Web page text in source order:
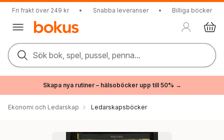
Fri frakt över 249 kr • Snabba leveranser • Billiga böcker
Sök bok, spel, pussel, penna...
Skapa nya rutiner – hälsoböcker upp till 50% →
Ekonomi och Ledarskap Ledarskapsböcker